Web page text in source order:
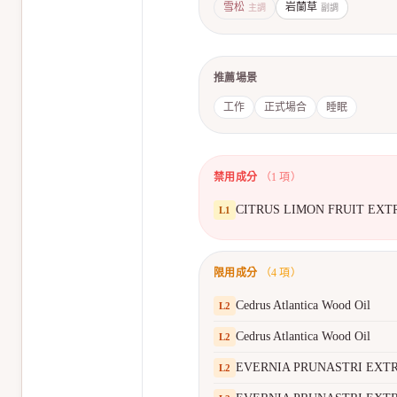
雪松 主調 岩蘭草 副調
推薦場景
工作 正式場合 睡眠
禁用成分 （1 項）
L1 CITRUS LIMON FRUIT
限用成分 （4 項）
L2 Cedrus Atlantica Wood Oil
L2 Cedrus Atlantica Wood Oil
L2 EVERNIA PRUNASTRI